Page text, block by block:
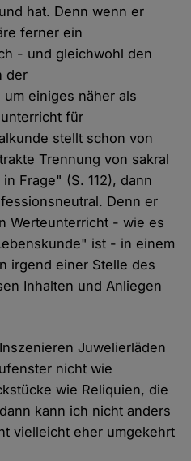
hat. Denn wenn er
ferner ein
- und gleichwohl den
der
einiges näher als
für
stellt schon von
Trennung von sakral
Frage" (S. 112), dann
Denn er
Werteunterricht - wie es
ist - in einem
irgend einer Stelle des
Inhalten und Anliegen
Juwelierläden
nicht wie
wie Reliquien, die
kann ich nicht anders
vielleicht eher umgekehrt